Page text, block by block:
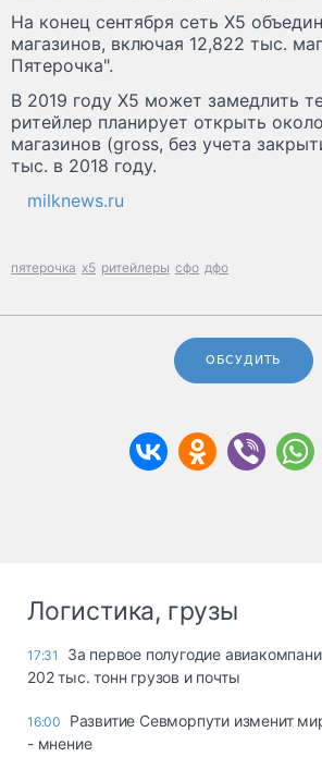
На конец сентября сеть Х5
магазинов, включая 12,822 тыс.
Пятерочка".
В 2019 году Х5 может замедлить
ритейлер планирует открыть
магазинов (gross, без учета
тыс. в 2018 году.
milknews.ru
пятерочка x5 ритейлеры сфо дфо
ОБСУДИТЬ
Логистика, грузы
17:31
За первое полугодие
202 тыс. тонн грузов и почты
16:00
Развитие Севморпути изменит
- мнение